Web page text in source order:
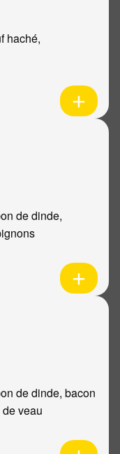
haché,
de dinde,
de dinde, bacon
veau